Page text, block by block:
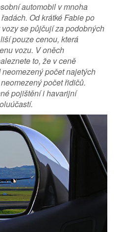
automobil v mnoha
Od krátké Fabie po
se půjčují za podobných
pouze cenou, která
vozu. V oněch
to, že v ceně
počet najetých
počet řidičů.
pojištění i havarijní